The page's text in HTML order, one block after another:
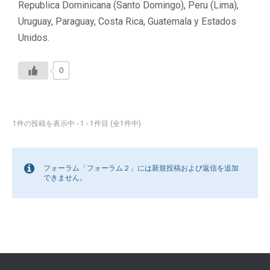
Republica Dominicana (Santo Domingo), Peru (Lima),
Uruguay, Paraguay, Costa Rica, Guatemala y Estados
Unidos.
0
1件の投稿を表示中 - 1 - 1件目 (全1件中)
フォーラム「フォーラム２」には新規投稿および返信を追加
できません。